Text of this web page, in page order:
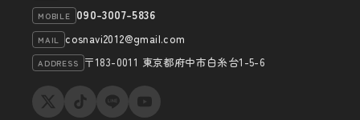
MOBILE 090-3007-5836
MAIL cosnavi2012@gmail.com
ADDRESS 〒183-0011 東京都府中市白糸台1-5-6